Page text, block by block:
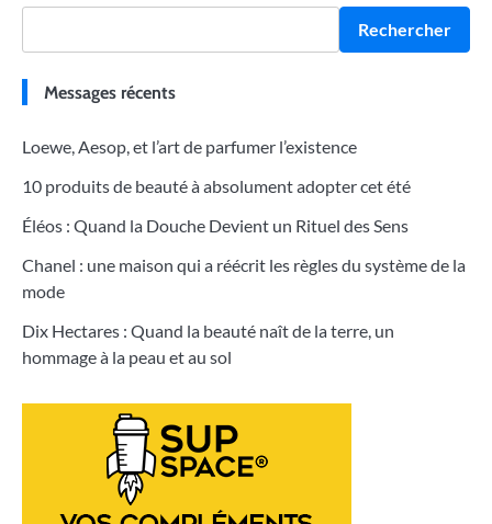
Rechercher
Messages récents
Loewe, Aesop, et l’art de parfumer l’existence
10 produits de beauté à absolument adopter cet été
Éléos : Quand la Douche Devient un Rituel des Sens
Chanel : une maison qui a réécrit les règles du système de la
mode
Dix Hectares : Quand la beauté naît de la terre, un
hommage à la peau et au sol